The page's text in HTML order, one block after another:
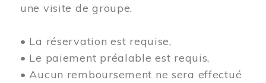
une visite de groupe.
• La réservation est requise,
• Le paiement préalable est requis,
• Aucun remboursement ne sera effectué